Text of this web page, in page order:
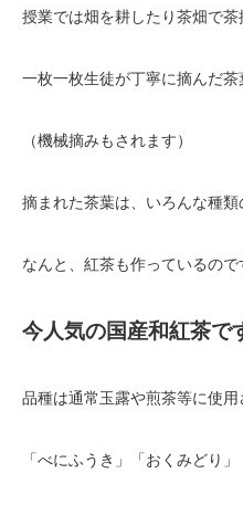
授業では畑を耕したり茶畑で茶
一枚一枚生徒が丁寧に摘んだ茶
（機械摘みもされます）
摘まれた茶葉は、いろんな種
なんと、紅茶も作っているので
今人気の国産和紅茶
品種は通常玉露や煎茶等に使用
「べにふうき」「おくみどり